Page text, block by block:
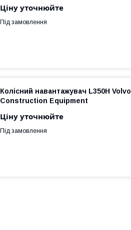
Ціну уточнюйте
Під замовлення
Колісний навантажувач L350H Volvo
Construction Equipment
Ціну уточнюйте
Під замовлення